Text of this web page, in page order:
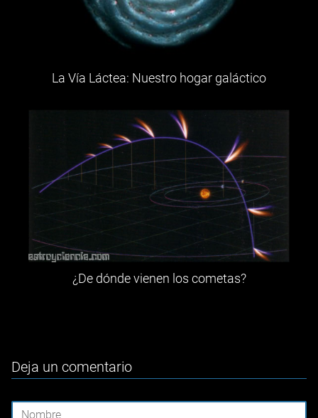
La Vía Láctea: Nuestro hogar galáctico
¿De dónde vienen los cometas?
Deja un comentario